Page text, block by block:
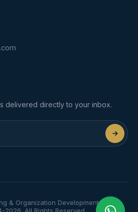
delivered directly to your inbox.
& Organization Development | HRD